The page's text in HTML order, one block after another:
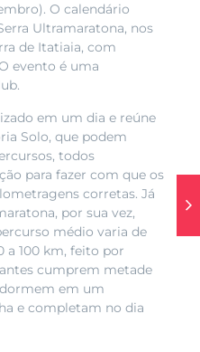
O calendário
Ultramaratona, nos
de Itatiaia, com
evento é uma
em um dia e reúne
Solo, que podem
todos
para fazer com que os
corretas. Já
por sua vez,
médio varia de
a 100 km, feito por
cumprem metade
em um
e completam no dia